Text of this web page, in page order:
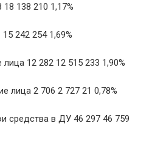
138 210 1,17%
242 254 1,69%
12 282 12 515 233 1,90%
лица 2 706 2 727 21 0,78%
средства в ДУ 46 297 46 759